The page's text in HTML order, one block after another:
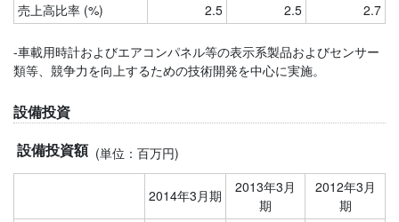
売上高比率 (%)
2.5 2.5 2.7
-車載用時計およびエアコンパネル等の表示系製品およびセンサー
類等、競争力を向上するための技術開発を中心に実施。
設備投資
設備投資額 (単位：百万円)
2014年3月期
2013年3月
期
2012年3月
期